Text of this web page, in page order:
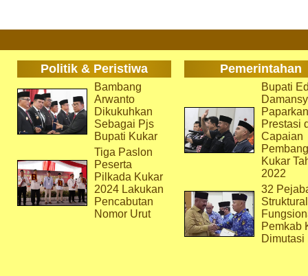
Politik & Peristiwa Pemerintahan
Bambang
Arwanto
Dikukuhkan
Sebagai Pjs
Bupati Kukar
Tiga Paslon
Peserta
Pilkada Kukar
2024 Lakukan
Pencabutan
Nomor Urut
Bupati
Paparkan
Prestasi
Capaian
Kukar
2022
32
Pemkab
Dimutasi